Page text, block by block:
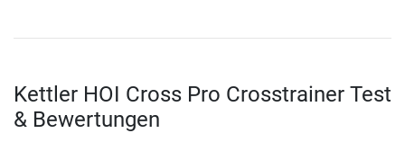
Kettler HOI Cross Pro Crosstrainer Test
& Bewertungen